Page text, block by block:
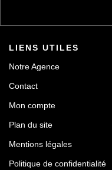
LIENS UTILES
Notre Agence
Contact
Mon compte
Plan du site
Mentions légales
Politique de confidentialité